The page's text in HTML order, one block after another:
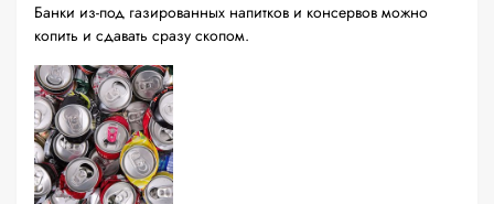
Банки из-под газированных напитков и консервов можно
копить и сдавать сразу скопом.